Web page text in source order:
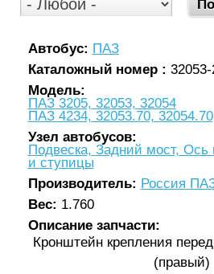
Автобус: ПАЗ
Каталожный номер :
Модель:
ПАЗ 3205, 32053, 32054
ПАЗ 4234, 32053.70, 32054.70
Узел автобусов:
Подвеска, Задний мост, Ось
и ступицы
Производитель: Россия
Вес: 1.760
Описание запчасти:
Кронштейн крепления
(правый)